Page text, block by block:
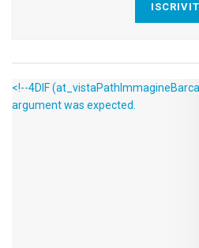
<!--4DIF
argument was expected.